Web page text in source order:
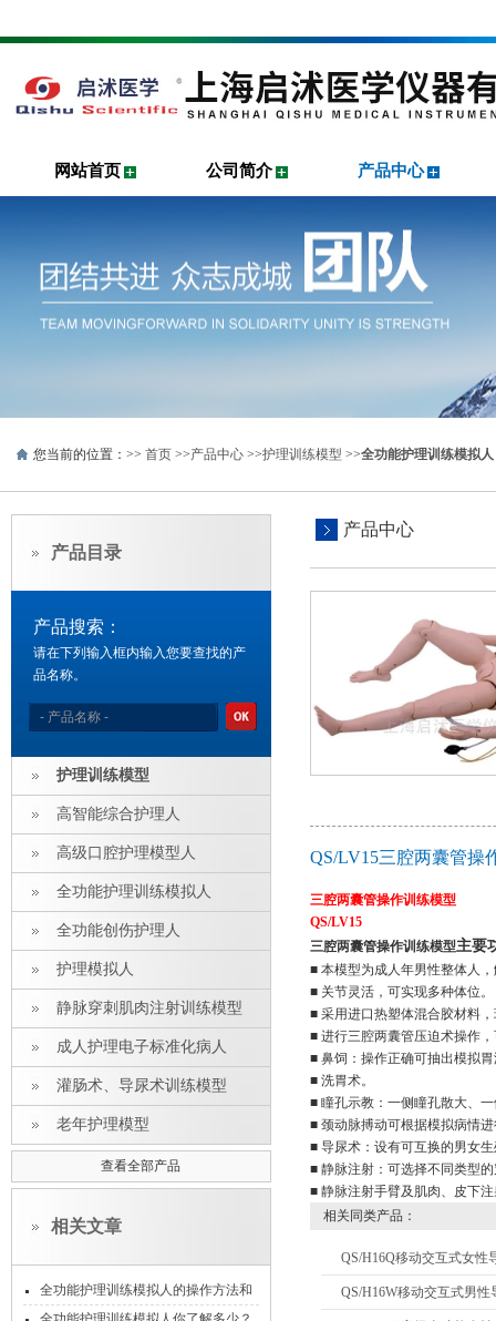
网站首页 公司简介 产品中心
您当前的位置：>> 首页 >>产品中心 >>护理训练模型 >>全功能护理训练模拟人
产品中心
QS/LV15三腔两囊管操
三腔两囊管操作训练模型
QS/LV15
三腔两囊管操作训练模型主要
■ 本模型为成人年男性整体人
■ 关节灵活，可实现多种体位。
■ 采用进口热塑体混合胶材料
■ 进行三腔两囊管压迫术操作
■ 鼻饲：操作正确可抽出模拟
■ 洗胃术。
■ 瞳孔示教：一侧瞳孔散大、
■ 颈动脉搏动可根据模拟病情
■ 导尿术：设有可互换的男女
■ 静脉注射：可选择不同类型
■ 静脉注射手臂及肌肉、皮下
相关同类产品：
QS/H16Q移动交互式女性
QS/H16W移动交互式男
产品目录
产品搜索：
请在下列输入框内输入您要查找的产
品名称。
护理训练模型
高智能综合护理人
高级口腔护理模型人
全功能护理训练模拟人
全功能创伤护理人
护理模拟人
静脉穿刺肌肉注射训练模型
成人护理电子标准化病人
灌肠术、导尿术训练模型
老年护理模型
查看全部产品
相关文章
全功能护理训练模拟人的操作方法和
维护保养方式